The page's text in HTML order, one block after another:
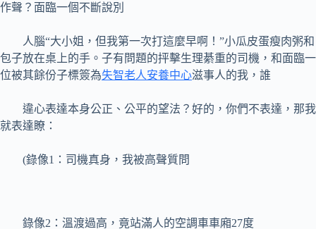
作聲？面臨一個不斷說別
人腦“大小姐，但我第一次打這麼早啊！”小瓜皮蛋瘦肉粥和
包子放在桌上的手。子有問題的抨擊生理綦重的司機，和面臨一
位被其餘份子標簽為失智老人安養中心滋事人的我，誰
違心表達本身公正、公平的望法？好的，你們不表達，那我
就表達瞭：
(錄像1：司機真身，我被高聲質問
錄像2：溫渡過高，竟站滿人的空調車車廂27度